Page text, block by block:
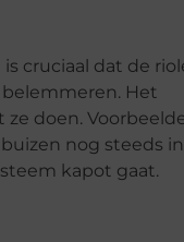
cruciaal dat de
Het
doen.
nog steeds
kapot gaat.